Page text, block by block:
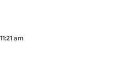
11:21 am